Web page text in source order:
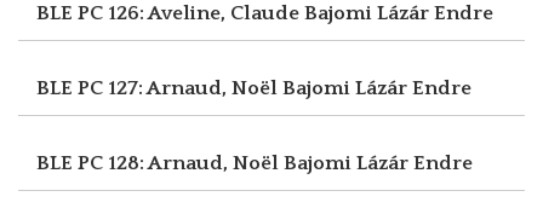
BLE PC 126: Aveline, Claude Bajomi Lázár Endre
BLE PC 127: Arnaud, Noël Bajomi Lázár Endre
BLE PC 128: Arnaud, Noël Bajomi Lázár Endre